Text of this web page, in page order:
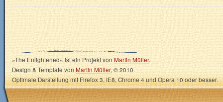
»The Enlightened« ist ein Projekt vonMartin Müller.
Design & Template vonMartin Müller, © 2010.
Optimale Darstellung mit Firefox 3, IE8, Chrome 4 und Opera 10 oder besser.